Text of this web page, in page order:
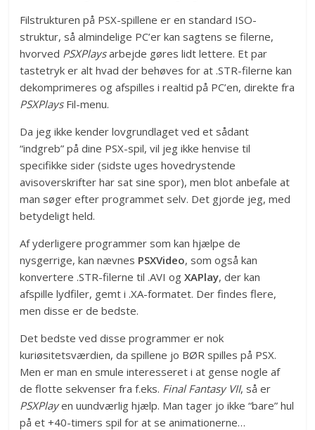
Filstrukturen på PSX-spillene er en standard ISO-
struktur, så almindelige PC’er kan sagtens se filerne,
hvorved PSXPlaysarbejde gøres lidt lettere. Et par
tastetryk er alt hvad der behøves for at .STR-filerne kan
dekomprimeres og afspilles i realtid på PC’en, direkte fra
PSXPlaysFil-menu.
Da jeg ikke kender lovgrundlaget ved et sådant
“indgreb” på dine PSX-spil, vil jeg ikke henvise til
specifikke sider (sidste uges hovedrystende
avisoverskrifter har sat sine spor), men blot anbefale at
man søger efter programmet selv. Det gjorde jeg, med
betydeligt held.
Af yderligere programmer som kan hjælpe de
nysgerrige, kan nævnes PSXVideo, som også kan
konvertere .STR-filerne til .AVI ogXAPlay, der kan
afspille lydfiler, gemt i .XA-formatet. Der findes flere,
men disse er de bedste.
Det bedste ved disse programmer er nok
kuriøsitetsværdien, da spillene jo BØR spilles på PSX.
Men er man en smule interesseret i at gense nogle af
de flotte sekvenser fra f.eks. Final Fantasy VII, så er
PSXPlayen uundværlig hjælp. Man tager jo ikke “bare” hul
på et +40-timers spil for at se animationerne…